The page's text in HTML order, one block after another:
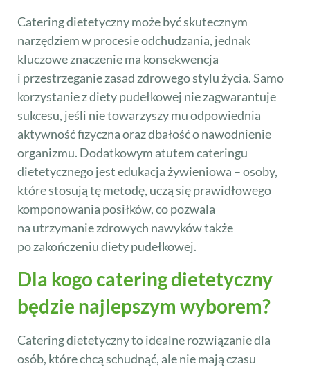
Catering dietetyczny może być skutecznym
narzędziem w procesie odchudzania, jednak
kluczowe znaczenie ma konsekwencja
i przestrzeganie zasad zdrowego stylu życia. Samo
korzystanie z diety pudełkowej nie zagwarantuje
sukcesu, jeśli nie towarzyszy mu odpowiednia
aktywność fizyczna oraz dbałość o nawodnienie
organizmu. Dodatkowym atutem cateringu
dietetycznego jest edukacja żywieniowa – osoby,
które stosują tę metodę, uczą się prawidłowego
komponowania posiłków, co pozwala
na utrzymanie zdrowych nawyków także
po zakończeniu diety pudełkowej.
Dla kogo catering dietetyczny
będzie najlepszym wyborem?
Catering dietetyczny to idealne rozwiązanie dla
osób, które chcą schudnąć, ale nie mają czasu